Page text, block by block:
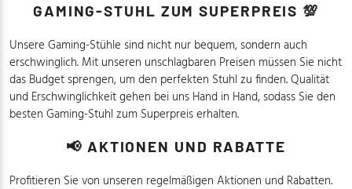
GAMING-STUHL ZUM SUPERPREIS 💯
Unsere Gaming-Stühle sind nicht nur bequem, sondern auch
erschwinglich. Mit unseren unschlagbaren Preisen müssen Sie nicht
das Budget sprengen, um den perfekten Stuhl zu finden. Qualität
und Erschwinglichkeit gehen bei uns Hand in Hand, sodass Sie den
besten Gaming-Stuhl zum Superpreis erhalten.
📢 AKTIONEN UND RABATTE
Profitieren Sie von unseren regelmäßigen Aktionen und Rabatten.